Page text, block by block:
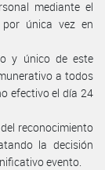
mediante el
única vez en
y único de este
a todos
efectivo el día 24
reconocimiento
la decisión
evento.